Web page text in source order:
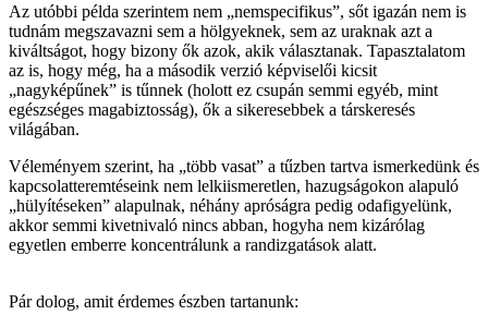
Az utóbbi példa szerintem nem „nemspecifikus”, sőt igazán nem is
tudnám megszavazni sem a hölgyeknek, sem az uraknak azt a
kiváltságot, hogy bizony ők azok, akik választanak. Tapasztalatom
az is, hogy még, ha a második verzió képviselői kicsit
„nagyképűnek” is tűnnek (holott ez csupán semmi egyéb, mint
egészséges magabiztosság), ők a sikeresebbek a társkeresés
világában.
Véleményem szerint, ha „több vasat” a tűzben tartva ismerkedünk és
kapcsolatteremtéseink nem lelkiismeretlen, hazugságokon alapuló
„hülyítéseken” alapulnak, néhány apróságra pedig odafigyelünk,
akkor semmi kivetnivaló nincs abban, hogyha nem kizárólag
egyetlen emberre koncentrálunk a randizgatások alatt.
Pár dolog, amit érdemes észben tartanunk: